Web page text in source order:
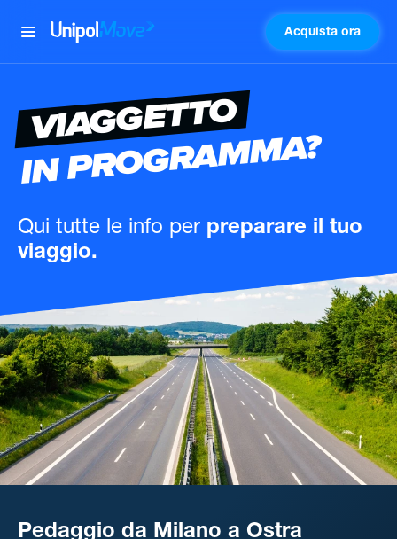
UnipolMove Acquista ora
VIAGGETTO
IN PROGRAMMA?
Qui tutte le info per preparare il tuo
viaggio.
Pedaggio da Milano a Ostra